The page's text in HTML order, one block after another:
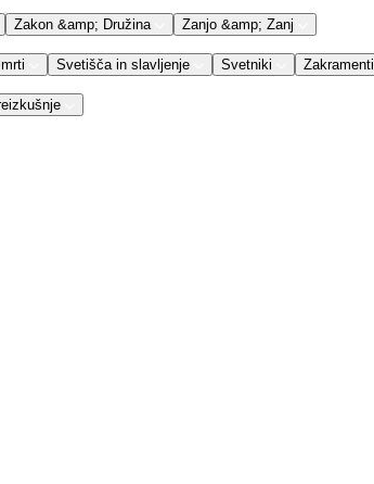
Zakon &amp; Družina Zanjo &amp; Zanj
Svetišča in slavljenje Svetniki Zakramenti